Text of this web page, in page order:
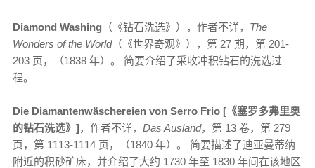
Diamond Washing （《钻石洗选》），作者不详， The
Wonders of the World（《世界奇观》），第 27 期，第 201-
203 页，（1838 年）。 简要介绍了采收冲积钻石的洗选过
程。
Die Diamantenwäschereien von Serro Frio [《塞罗多弗里奥
的钻石洗选》]，作者不详， Das Ausland，第 13 卷，第 279
页，第 1113-1114 页，（1840 年）。 简要描述了迪亚曼蒂纳
附近的积砂矿床，并介绍了大约 1730 年至 1830 年间在该地区